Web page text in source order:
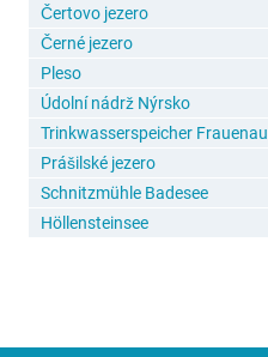
Čertovo jezero
Černé jezero
Pleso
Údolní nádrž Nýrsko
Trinkwasserspeicher Frauenau
Prášilské jezero
Schnitzmühle Badesee
Höllensteinsee